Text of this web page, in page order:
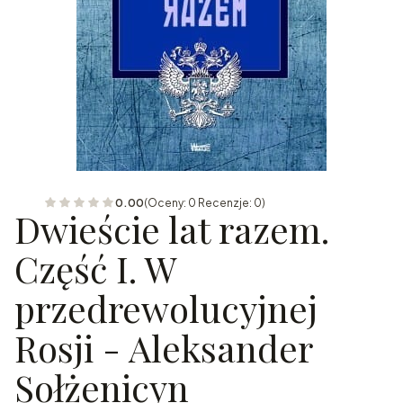
0.00(Oceny: 0 Recenzje: 0)
Dwieście lat razem.
Część I. W
przedrewolucyjnej
Rosji - Aleksander
Sołżenicyn